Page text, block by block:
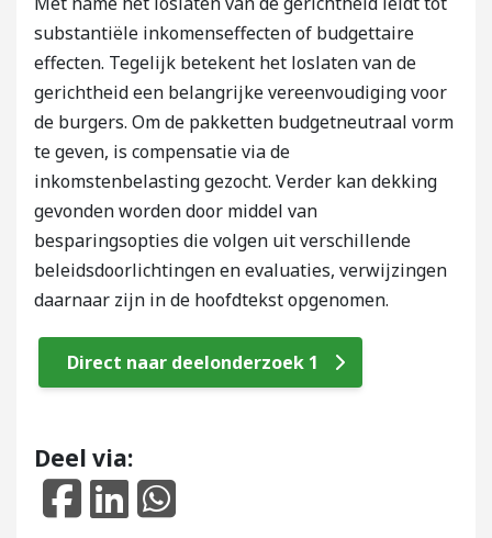
substantiële inkomenseffecten of budgettaire
effecten. Tegelijk betekent het loslaten van de
gerichtheid een belangrijke vereenvoudiging voor
de burgers. Om de pakketten budgetneutraal vorm
te geven, is compensatie via de
inkomstenbelasting gezocht. Verder kan dekking
gevonden worden door middel van
besparingsopties die volgen uit verschillende
beleidsdoorlichtingen en evaluaties, verwijzingen
daarnaar zijn in de hoofdtekst opgenomen.
Direct naar deelonderzoek 1
Deel via: